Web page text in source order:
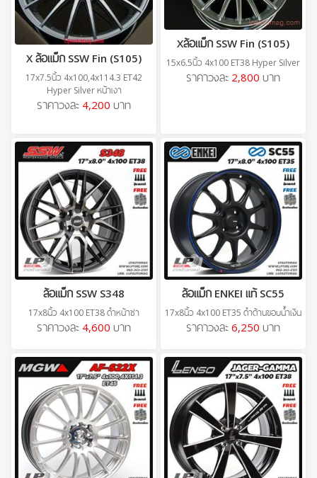
X ล้อแม็ก SSW Fin (S105)
17x7.5นิ้ว 4x100,4x114.3 ET42
Hyper Silver หน้าเงา
ราคาวงละ 4,200 บาท
Xล้อแม็ก SSW Fin (S105)
15x6.5นิ้ว 4x100 ET38 Hyper Silver
ราคาวงละ 2,800 บาท
ล้อแม็ก SSW S348
17x8นิ้ว 4x100 ET38 ดำหน้าชา
ราคาวงละ 4,600 บาท
ล้อแม็ก ENKEI แท้ SC55
17x8นิ้ว 4x100 ET35 ดำด้านขอบน้ำเงิน
ราคาวงละ 6,250 บาท